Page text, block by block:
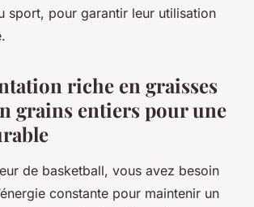
sport, pour garantir leur utilisation
riche en graisses
grains entiers pour une
de basketball, vous avez besoin
constante pour maintenir un